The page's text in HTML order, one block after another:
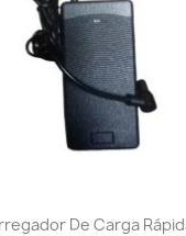
Vista rápida
De Carga